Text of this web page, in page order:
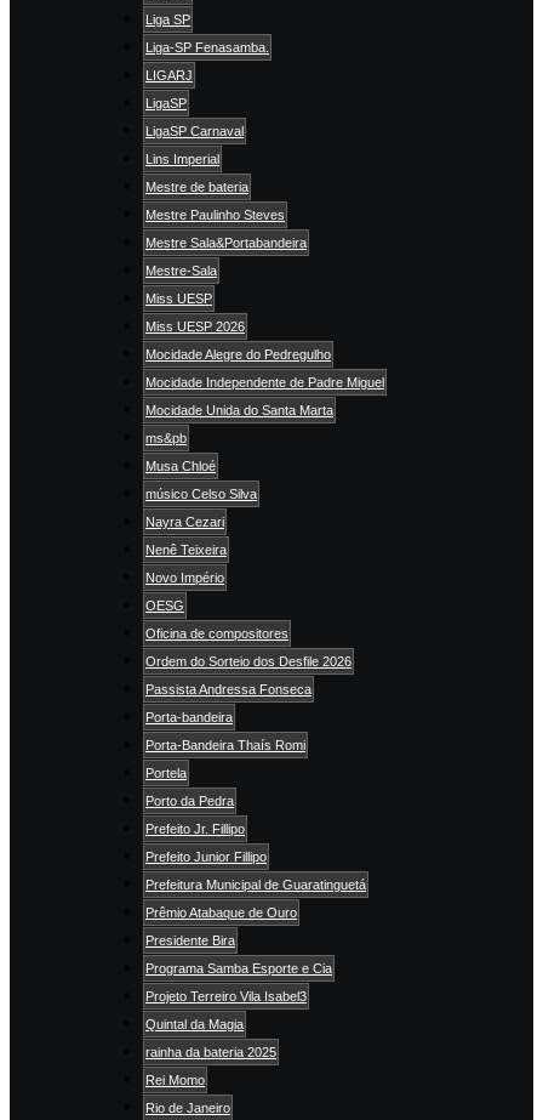
Liga SP
Liga-SP Fenasamba.
LIGARJ
LigaSP
LigaSP Carnaval
Lins Imperial
Mestre de bateria
Mestre Paulinho Steves
Mestre Sala&Portabandeira
Mestre-Sala
Miss UESP
Miss UESP 2026
Mocidade Alegre do Pedregulho
Mocidade Independente de Padre Miguel
Mocidade Unida do Santa Marta
ms&pb
Musa Chloé
músico Celso Silva
Nayra Cezari
Nenê Teixeira
Novo Império
OESG
Oficina de compositores
Ordem do Sorteio dos Desfile 2026
Passista Andressa Fonseca
Porta-bandeira
Porta-Bandeira Thaís Romi
Portela
Porto da Pedra
Prefeito Jr. Fillipo
Prefeito Junior Fillipo
Prefeitura Municipal de Guaratinguetá
Prêmio Atabaque de Ouro
Presidente Bira
Programa Samba Esporte e Cia
Projeto Terreiro Vila Isabel3
Quintal da Magia
rainha da bateria 2025
Rei Momo
Rio de Janeiro